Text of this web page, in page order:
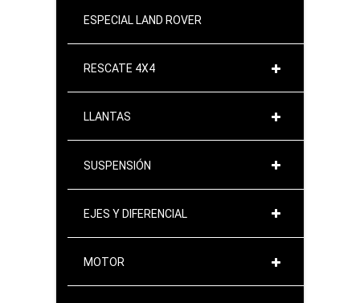
ESPECIAL LAND ROVER
RESCATE 4X4
LLANTAS
SUSPENSIÓN
EJES Y DIFERENCIAL
MOTOR